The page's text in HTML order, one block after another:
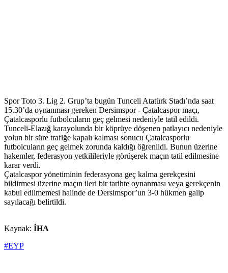
Spor Toto 3. Lig 2. Grup’ta bugün Tunceli Atatürk Stadı’nda saat
15.30’da oynanması gereken Dersimspor - Çatalcaspor maçı,
Çatalcasporlu futbolcuların geç gelmesi nedeniyle tatil edildi.
Tunceli-Elazığ karayolunda bir köprüye döşenen patlayıcı nedeniyle
yolun bir süre trafiğe kapalı kalması sonucu Çatalcasporlu
futbolcuların geç gelmek zorunda kaldığı öğrenildi. Bunun üzerine
hakemler, federasyon yetkilileriyle görüşerek maçın tatil edilmesine
karar verdi.
Çatalcaspor yönetiminin federasyona geç kalma gerekçesini
bildirmesi üzerine maçın ileri bir tarihte oynanması veya gerekçenin
kabul edilmemesi halinde de Dersimspor’un 3-0 hükmen galip
sayılacağı belirtildi.
Kaynak: İHA
#EYP